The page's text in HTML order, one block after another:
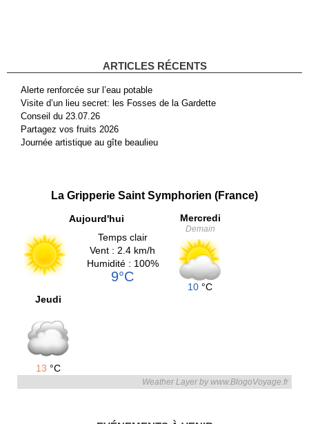
ARTICLES RÉCENTS
Alerte renforcée sur l’eau potable
Visite d’un lieu secret: les Fosses de la Gardette
Conseil du 23.07.26
Partagez vos fruits 2026
Journée artistique au gîte beaulieu
La Gripperie Saint Symphorien (France)
Aujourd'hui
Temps clair
Vent : 2.4 km/h
Humidité : 100%
9°C
Mercredi
Demain
10 °C
Jeudi
13 °C
Weather Layer by www.BlogoVoyage.fr